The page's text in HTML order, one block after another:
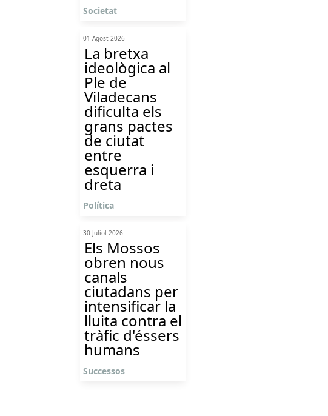
Societat
01 Agost 2026
La bretxa
ideològica al
Ple de
Viladecans
dificulta els
grans pactes
de ciutat
entre
esquerra i
dreta
Política
30 Juliol 2026
Els Mossos
obren nous
canals
ciutadans per
intensificar la
lluita contra el
tràfic d'éssers
humans
Successos